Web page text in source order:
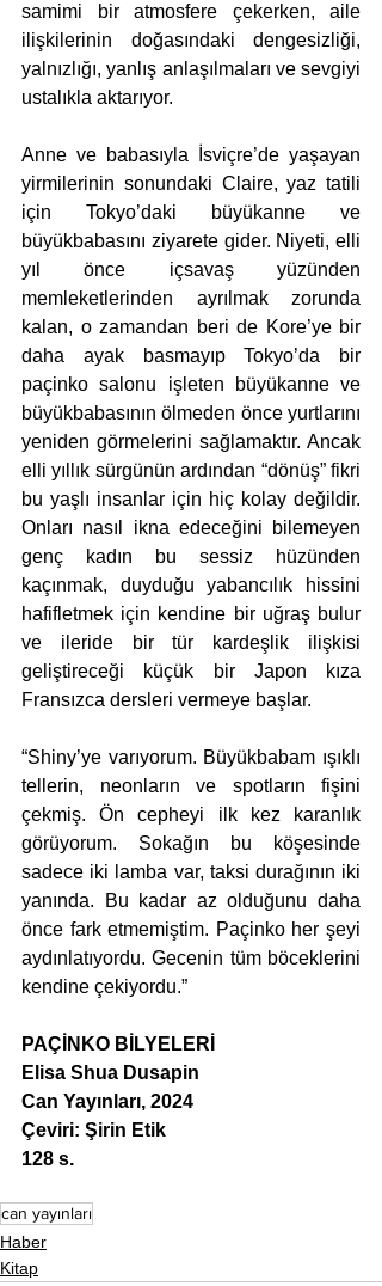
samimi bir atmosfere çekerken, aile
ilişkilerinin doğasındaki dengesizliği,
yalnızlığı, yanlış anlaşılmaları ve sevgiyi
ustalıkla aktarıyor.
Anne ve babasıyla İsviçre’de yaşayan
yirmilerinin sonundaki Claire, yaz tatili
için Tokyo’daki büyükanne ve
büyükbabasını ziyarete gider. Niyeti, elli
yıl önce içsavaş yüzünden
memleketlerinden ayrılmak zorunda
kalan, o zamandan beri de Kore’ye bir
daha ayak basmayıp Tokyo’da bir
paçinko salonu işleten büyükanne ve
büyükbabasının ölmeden önce yurtlarını
yeniden görmelerini sağlamaktır. Ancak
elli yıllık sürgünün ardından “dönüş” fikri
bu yaşlı insanlar için hiç kolay değildir.
Onları nasıl ikna edeceğini bilemeyen
genç kadın bu sessiz hüzünden
kaçınmak, duyduğu yabancılık hissini
hafifletmek için kendine bir uğraş bulur
ve ileride bir tür kardeşlik ilişkisi
geliştireceği küçük bir Japon kıza
Fransızca dersleri vermeye başlar.
“Shiny’ye varıyorum. Büyükbabam ışıklı
tellerin, neonların ve spotların fişini
çekmiş. Ön cepheyi ilk kez karanlık
görüyorum. Sokağın bu köşesinde
sadece iki lamba var, taksi durağının iki
yanında. Bu kadar az olduğunu daha
önce fark etmemiştim. Paçinko her şeyi
aydınlatıyordu. Gecenin tüm böceklerini
kendine çekiyordu.”
PAÇİNKO BİLYELERİ
Elisa Shua Dusapin
Can Yayınları, 2024
Çeviri: Şirin Etik
128 s.
can yayınları
Haber
Kitap